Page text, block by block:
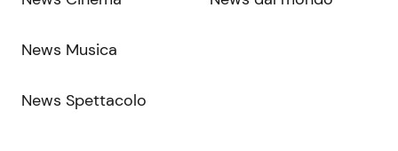
News Musica
News Spettacolo